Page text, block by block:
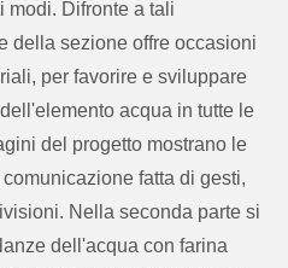
modi. Difronte a tali
della sezione offre occasioni
per favorire e sviluppare
acqua in tutte le
del progetto mostrano le
fatta di gesti,
Nella seconda parte si
dell'acqua con farina